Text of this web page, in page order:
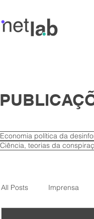
Economia política da
Ciência, teorias da
All Posts Imprensa